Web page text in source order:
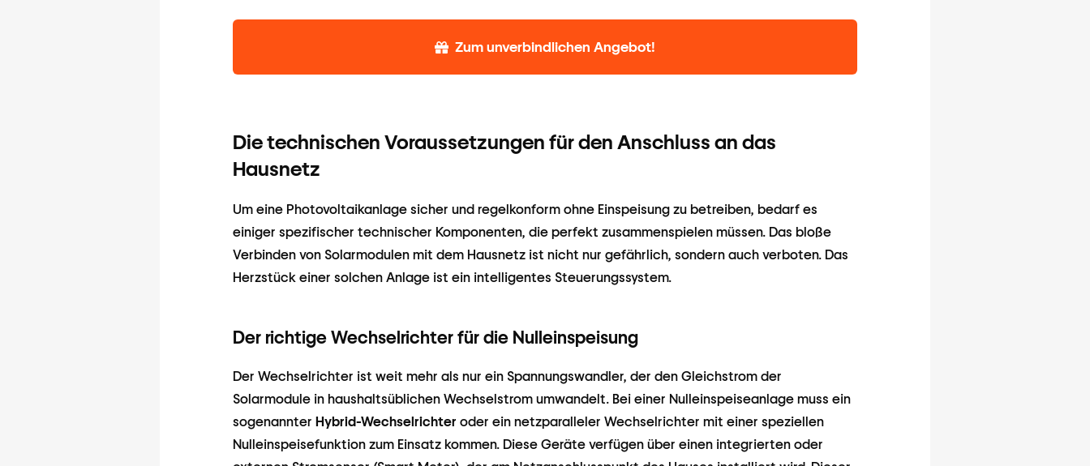
Zum unverbindlichen Angebot!
Die technischen Voraussetzungen für den Anschluss an das
Hausnetz
Um eine Photovoltaikanlage sicher und regelkonform ohne Einspeisung zu betreiben, bedarf es
einiger spezifischer technischer Komponenten, die perfekt zusammenspielen müssen. Das bloße
Verbinden von Solarmodulen mit dem Hausnetz ist nicht nur gefährlich, sondern auch verboten. Das
Herzstück einer solchen Anlage ist ein intelligentes Steuerungssystem.
Der richtige Wechselrichter für die Nulleinspeisung
Der Wechselrichter ist weit mehr als nur ein Spannungswandler, der den Gleichstrom der
Solarmodule in haushaltsüblichen Wechselstrom umwandelt. Bei einer Nulleinspeiseanlage muss ein
sogenannter Hybrid-Wechselrichter oder ein netzparalleler Wechselrichter mit einer speziellen
Nulleinspeisefunktion zum Einsatz kommen. Diese Geräte verfügen über einen integrierten oder